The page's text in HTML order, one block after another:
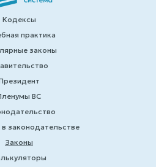
Кодексы
практика
законы
ВС
законодательстве
Законы